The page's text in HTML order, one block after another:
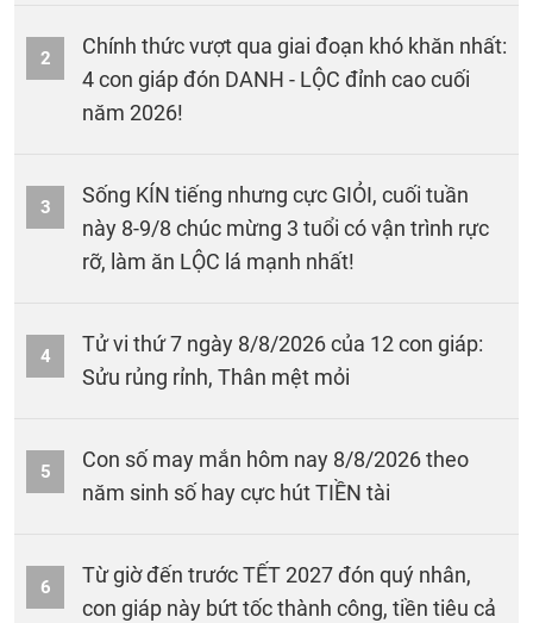
2
Chính thức vượt qua giai đoạn khó khăn nhất:
4 con giáp đón DANH - LỘC đỉnh cao cuối
năm 2026!
3
Sống KÍN tiếng nhưng cực GIỎI, cuối tuần
này 8-9/8 chúc mừng 3 tuổi có vận trình rực
rỡ, làm ăn LỘC lá mạnh nhất!
4
Tử vi thứ 7 ngày 8/8/2026 của 12 con giáp:
Sửu rủng rỉnh, Thân mệt mỏi
5
Con số may mắn hôm nay 8/8/2026 theo
năm sinh số hay cực hút TIỀN tài
6
Từ giờ đến trước TẾT 2027 đón quý nhân,
con giáp này bứt tốc thành công, tiền tiêu cả